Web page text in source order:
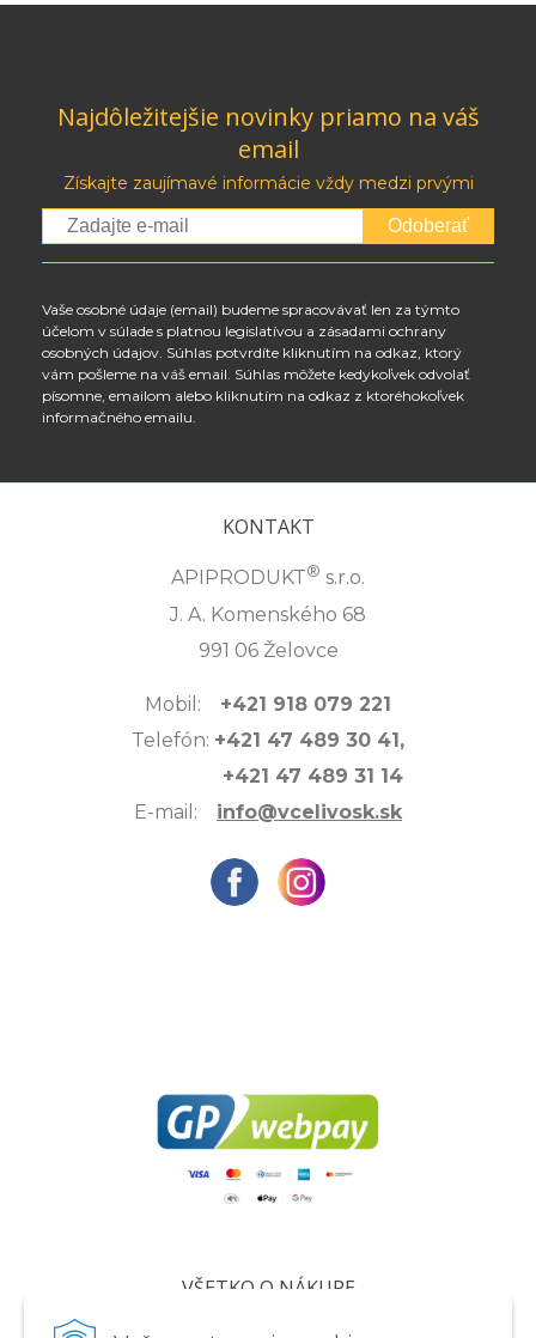
Najdôležitejšie novinky priamo na váš
email
Získajte zaujímavé informácie vždy medzi prvými
Odoberať
Vaše osobné údaje (email) budeme spracovávať len za týmto
účelom v súlade s platnou legislatívou a zásadami ochrany
osobných údajov. Súhlas potvrdíte kliknutím na odkaz, ktorý
vám pošleme na váš email. Súhlas môžete kedykoľvek odvolať
písomne, emailom alebo kliknutím na odkaz z ktoréhokoľvek
informačného emailu.
KONTAKT
APIPRODUKT® s.r.o.
J. A. Komenského 68
991 06 Želovce
Mobil: +421 918 079 221
Telefón: +421 47 489 30 41,
+421 47 489 31 14
E-mail: info@vcelivosk.sk
VŠETKO O NÁKUPE
Certifikáty